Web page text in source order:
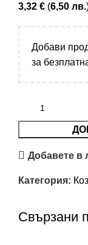
3,32 € (6,50 лв.
Добави
за
Добавете в
Категория:
Свързани